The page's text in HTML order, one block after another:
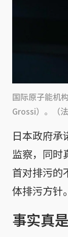
国际原子能机
Grossi）。（法
日本政府承
监察，同时
首对排污的
体排污方针。
事实真